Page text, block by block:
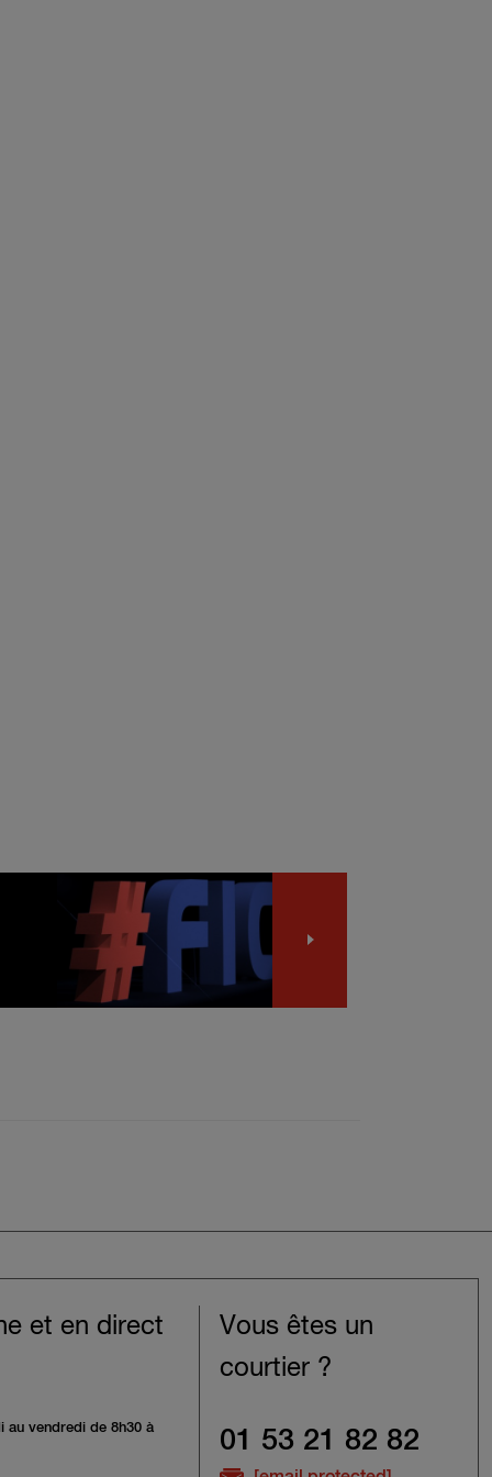
et en direct
au vendredi de 8h30 à
Vous êtes un
courtier ?
01 53 21 82 82